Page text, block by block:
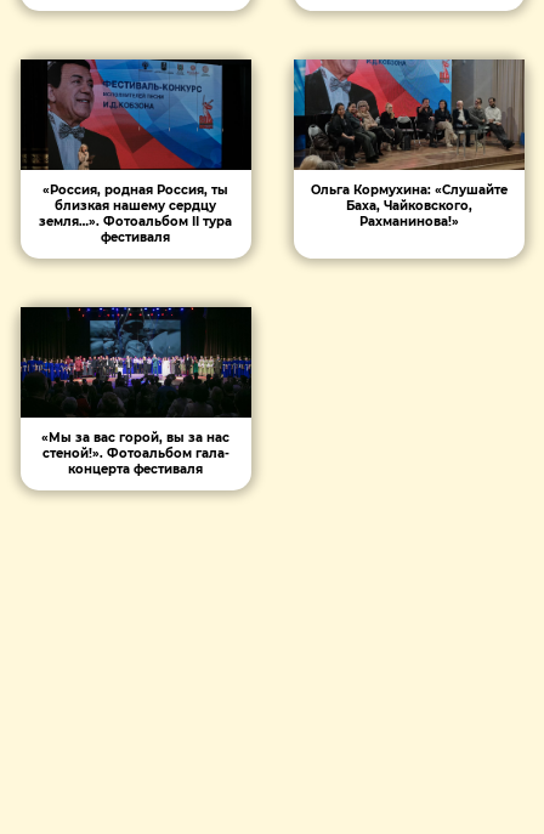
«Россия, родная Россия, ты
близкая нашему сердцу
земля…». Фотоальбом II тура
фестиваля
Ольга Кормухина: «Слушайте
Баха, Чайковского,
Рахманинова!»
«Мы за вас горой, вы за нас
стеной!». Фотоальбом гала-
концерта фестиваля